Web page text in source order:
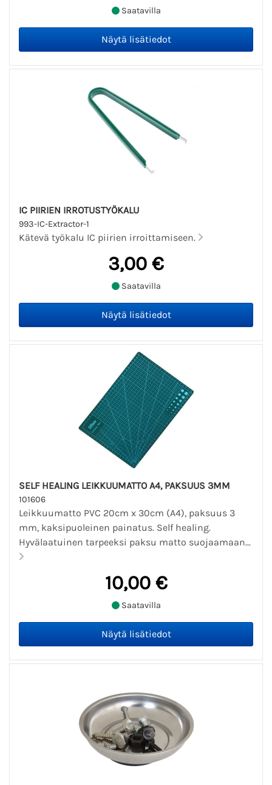
Saatavilla
IC PIIRIEN IRROTUSTYÖKALU
993-IC-Extractor-1
Kätevä työkalu IC piirien irroittamiseen.
3,00 €
Saatavilla
SELF HEALING LEIKKUUMATTO A4, PAKSUUS 3MM
101606
Leikkuumatto PVC 20cm x 30cm (A4), paksuus 3
mm, kaksipuoleinen painatus. Self healing.
Hyvälaatuinen tarpeeksi paksu matto suojaamaan...
10,00 €
Saatavilla